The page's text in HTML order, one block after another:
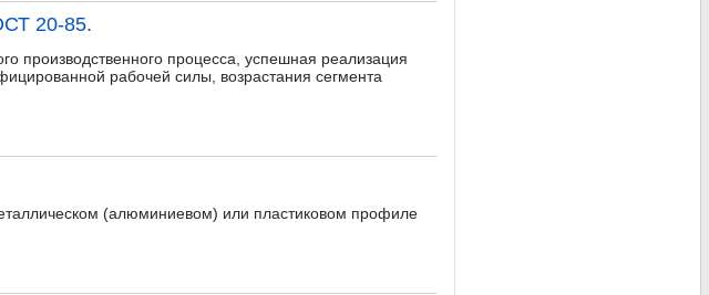
20-85.
производственного процесса, успешная реализация
рабочей силы, возрастания сегмента
(алюминиевом) или пластиковом профиле